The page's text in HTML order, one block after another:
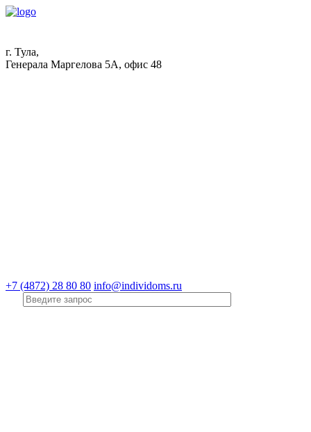
г. Тула,
Генерала Маргелова 5А, офис 48
+7 (4872) 28 80 80 info@individoms.ru